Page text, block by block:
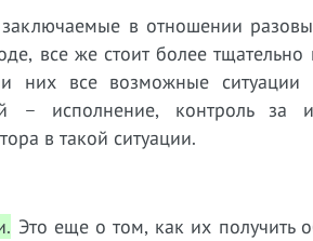
в отношении
все же стоит более тщательно
них все возможные ситуации
исполнение, контроль за
в такой ситуации.
Это еще о том, как их получить